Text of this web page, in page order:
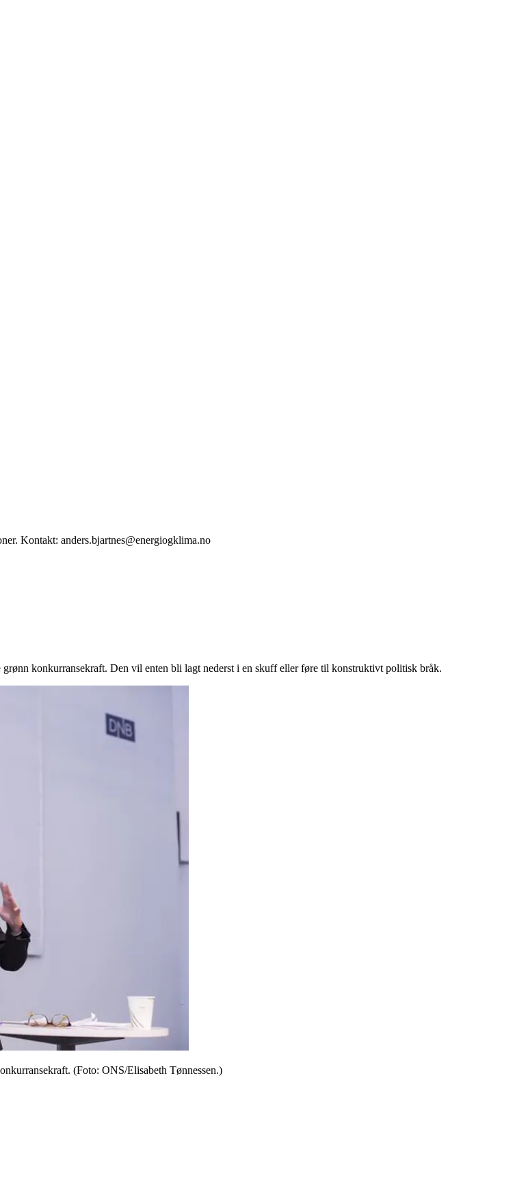
Kontakt: anders.bjartnes@energiogklima.no
konkurransekraft. Den vil enten bli lagt nederst i en skuff eller føre til konstruktivt politisk bråk.
(Foto: ONS/Elisabeth Tønnessen.)